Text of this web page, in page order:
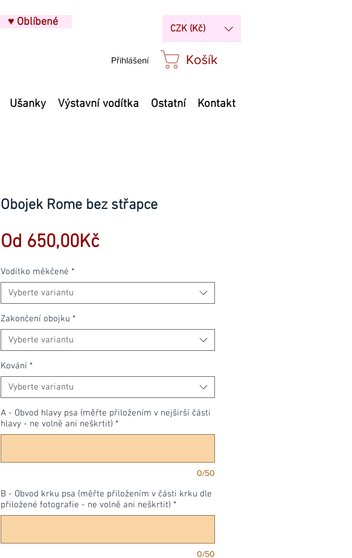
♥ Oblíbené
Přihlášení
CZK (Kč)
Košík
Ušanky Výstavní vodítka Ostatní Kontakt
Obojek Rome bez střapce
Od 650,00KčZvýhodněná
Vodítko měkčené *
Vyberte variantu
Zakončení obojku *
Vyberte variantu
Kování *
Vyberte variantu
A - Obvod hlavy psa (měřte přiložením v nejširší části
hlavy - ne volně ani neškrtit) *
0/50
B - Obvod krku psa (měřte přiložením v části krku dle
přiložené fotografie - ne volně ani neškrtit) *
0/50